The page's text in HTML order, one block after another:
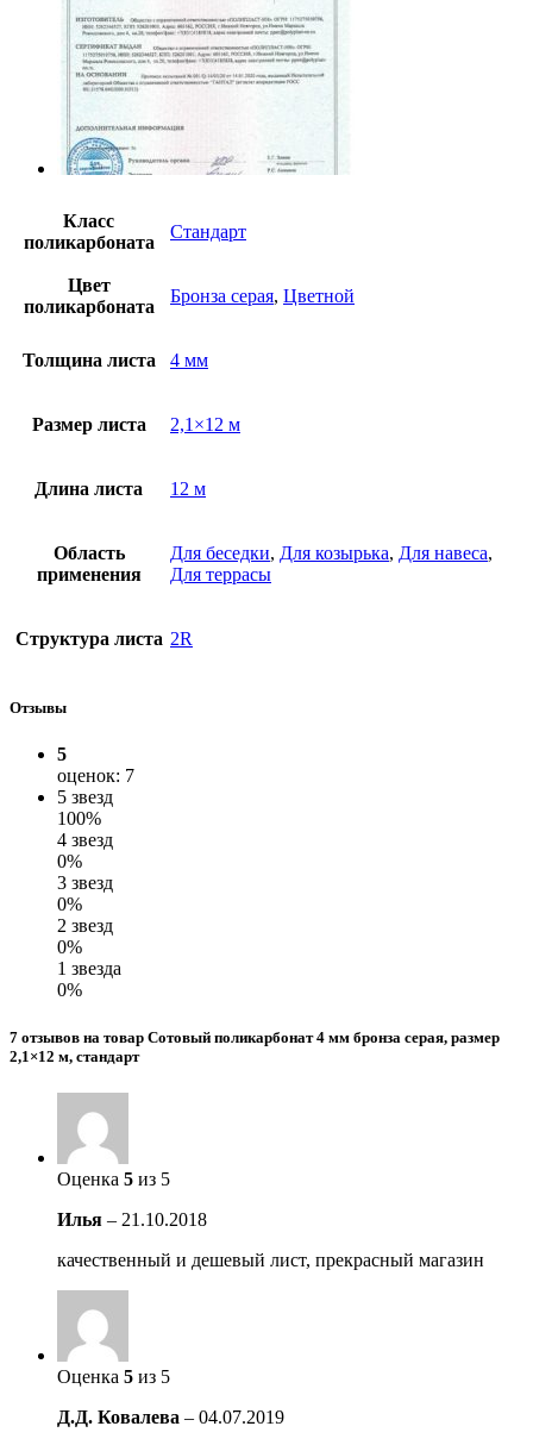
Класс
поликарбоната
Стандарт
Цвет
поликарбоната
Бронза серая, Цветной
Толщина листа 4 мм
Размер листа 2,1×12 м
Длина листа 12 м
Область
применения
Для беседки, Для козырька, Для навеса,
Для террасы
Структура листа 2R
Отзывы
5
оценок: 7
5 звезд
100%
4 звезд
0%
3 звезд
0%
2 звезд
0%
1 звезда
0%
7 отзывов на товар Сотовый поликарбонат 4 мм бронза серая, размер
2,1×12 м, стандарт
Оценка 5 из 5
Илья – 21.10.2018
качественный и дешевый лист, прекрасный магазин
Оценка 5 из 5
Д.Д. Ковалева – 04.07.2019